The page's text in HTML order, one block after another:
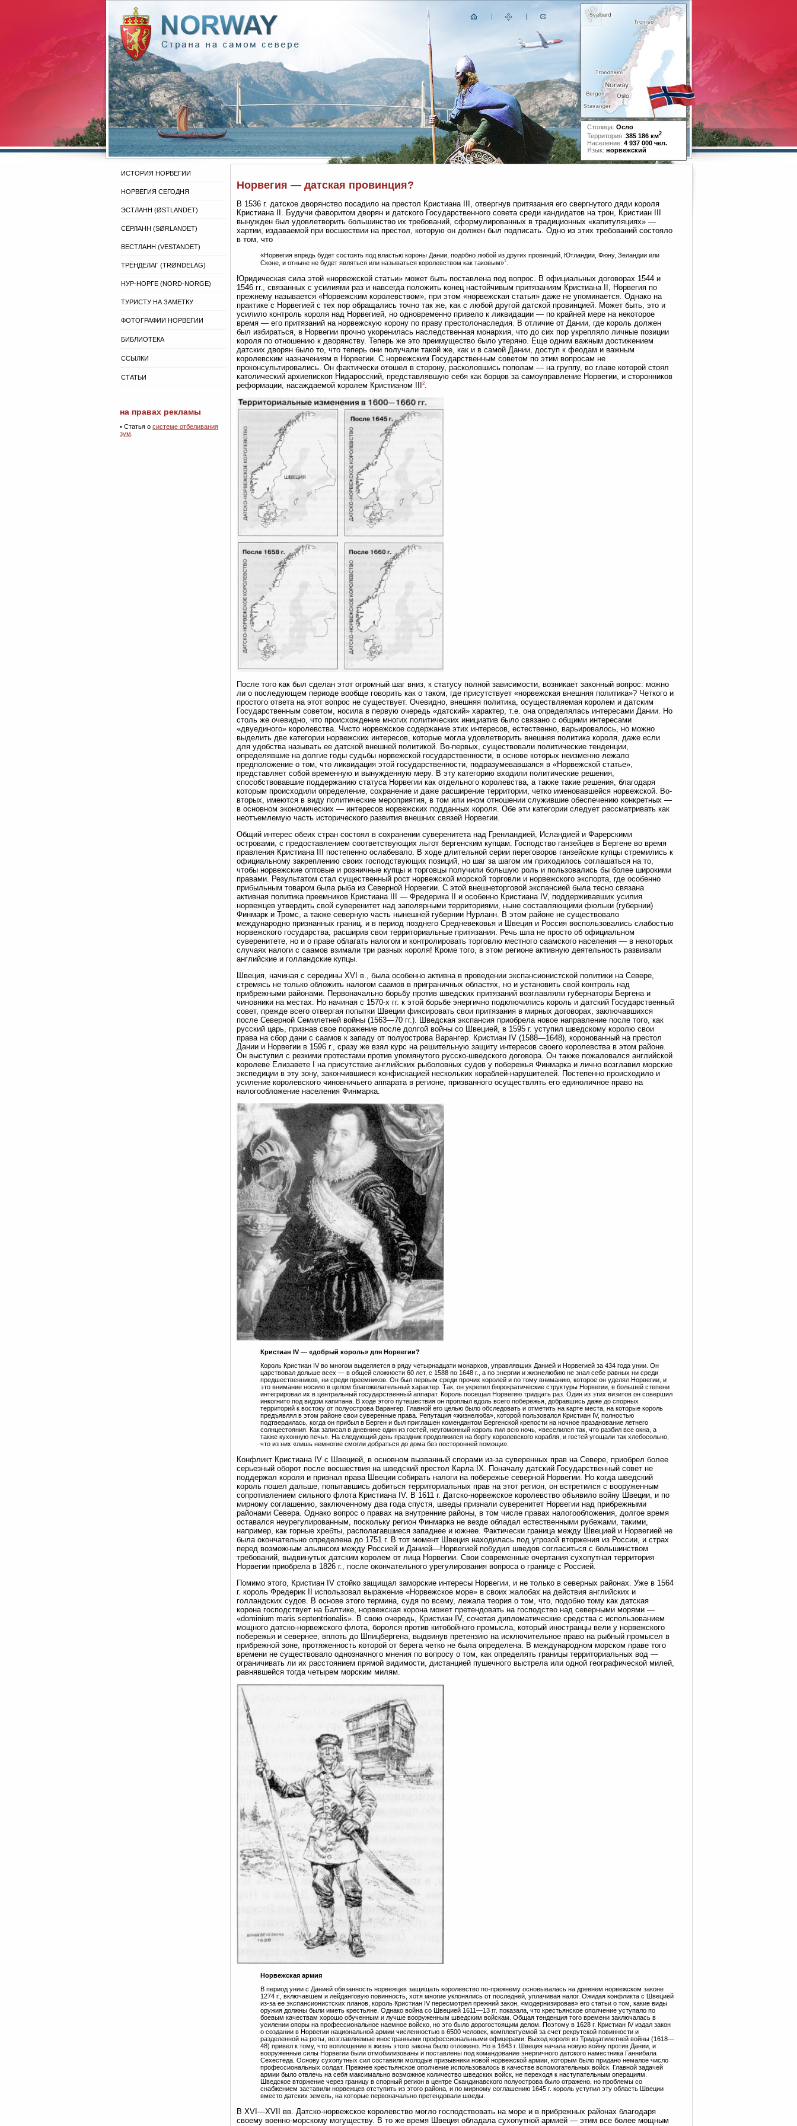
Столица: Осло
Территория: 385 186 км2
Население: 4 937 000 чел.
Язык: норвежский
ИСТОРИЯ НОРВЕГИИ
НОРВЕГИЯ СЕГОДНЯ
ЭСТЛАНН (ØSTLANDET)
СЁРЛАНН (SØRLANDET)
ВЕСТЛАНН (VESTANDET)
ТРЁНДЕЛАГ (TRØNDELAG)
НУР-НОРГЕ (NORD-NORGE)
ТУРИСТУ НА ЗАМЕТКУ
ФОТОГРАФИИ НОРВЕГИИ
БИБЛИОТЕКА
ССЫЛКИ
СТАТЬИ
на правах рекламы
• Статья о системе отбеливания
зум
Норвегия — датская провинция?
В 1536 г. датское дворянство посадило на престол Кристиана III, отвергнув притязания его свергнутого дяди короля
Кристиана II. Будучи фаворитом дворян и датского Государственного совета среди кандидатов на трон, Кристиан III
вынужден был удовлетворить большинство их требований, сформулированных в традиционных «капитуляциях» —
хартии, издаваемой при восшествии на престол, которую он должен был подписать. Одно из этих требований состояло
в том, что
«Норвегия впредь будет состоять под властью короны Дании, подобно любой из других провинций, Ютландии, Фюну, Зеландии или
Сконе, и отныне не будет являться или называться королевством как таковым»1
Юридическая сила этой «норвежской статьи» может быть поставлена под вопрос. В официальных договорах 1544 и
1546 гг., связанных с усилиями раз и навсегда положить конец настойчивым притязаниям Кристиана II, Норвегия по
прежнему называется «Норвежским королевством», при этом «норвежская статья» даже не упоминается. Однако на
практике с Норвегией с тех пор обращались точно так же, как с любой другой датской провинцией. Может быть, это и
усилило контроль короля над Норвегией, но одновременно привело к ликвидации — по крайней мере на некоторое
время — его притязаний на норвежскую корону по праву престолонаследия. В отличие от Дании, где король должен
был избираться, в Норвегии прочно укоренилась наследственная монархия, что до сих пор укрепляло личные позиции
короля по отношению к дворянству. Теперь же это преимущество было утеряно. Еще одним важным достижением
датских дворян было то, что теперь они получали такой же, как и в самой Дании, доступ к феодам и важным
королевским назначениям в Норвегии. С норвежским Государственным советом по этим вопросам не
проконсультировались. Он фактически отошел в сторону, расколовшись пополам — на группу, во главе которой стоял
католический архиепископ Нидаросский, представлявшую себя как борцов за самоуправление Норвегии, и сторонников
реформации, насаждаемой королем Кристианом III
2.
После того как был сделан этот огромный шаг вниз, к статусу полной зависимости, возникает законный вопрос: можно
ли о последующем периоде вообще говорить как о таком, где присутствует «норвежская внешняя политика»? Четкого и
простого ответа на этот вопрос не существует. Очевидно, внешняя политика, осуществляемая королем и датским
Государственным советом, носила в первую очередь «датский» характер, т.е. она определялась интересами Дании. Но
столь же очевидно, что происхождение многих политических инициатив было связано с общими интересами
«двуединого» королевства. Чисто норвежское содержание этих интересов, естественно, варьировалось, но можно
выделить две категории норвежских интересов, которые могла удовлетворить внешняя политика короля, даже если
для удобства называть ее датской внешней политикой. Во-первых, существовали политические тенденции,
определявшие на долгие годы судьбы норвежской государственности, в основе которых неизменно лежало
предположение о том, что ликвидация этой государственности, подразумевавшаяся в «Норвежской статье»,
представляет собой временную и вынужденную меру. В эту категорию входили политические решения,
способствовавшие поддержанию статуса Норвегии как отдельного королевства, а также такие решения, благодаря
которым происходили определение, сохранение и даже расширение территории, четко именовавшейся норвежской. Во-
вторых, имеются в виду политические мероприятия, в том или ином отношении служившие обеспечению конкретных —
в основном экономических — интересов норвежских подданных короля. Обе эти категории следует рассматривать как
неотъемлемую часть исторического развития внешних связей Норвегии.
Общий интерес обеих стран состоял в сохранении суверенитета над Гренландией, Исландией и Фарерскими
островами, с предоставлением соответствующих льгот бергенским купцам. Господство ганзейцев в Бергене во время
правления Кристиана III постепенно ослабевало. В ходе длительной серии переговоров ганзейские купцы стремились к
официальному закреплению своих господствующих позиций, но шаг за шагом им приходилось соглашаться на то,
чтобы норвежские оптовые и розничные купцы и торговцы получили большую роль и пользовались бы более широкими
правами. Результатом стал существенный рост норвежской морской торговли и норвежского экспорта, где особенно
прибыльным товаром была рыба из Северной Норвегии. С этой внешнеторговой экспансией была тесно связана
активная политика преемников Кристиана III — Фредерика II и особенно Кристиана IV, поддерживавших усилия
норвежцев утвердить свой суверенитет над заполярными территориями, ныне составляющими фюльки (губернии)
Финмарк и Тромс, а также северную часть нынешней губернии Нурланн. В этом районе не существовало
международно признанных границ, и в период позднего Средневековья и Швеция и Россия воспользовались слабостью
норвежского государства, расширив свои территориальные притязания. Речь шла не просто об официальном
суверенитете, но и о праве облагать налогом и контролировать торговлю местного саамского населения — в некоторых
случаях налоги с саамов взимали три разных короля! Кроме того, в этом регионе активную деятельность развивали
английские и голландские купцы.
Швеция, начиная с середины XVI в., была особенно активна в проведении экспансионистской политики на Севере,
стремясь не только обложить налогом саамов в приграничных областях, но и установить свой контроль над
прибрежными районами. Первоначально борьбу против шведских притязаний возглавляли губернаторы Бергена и
чиновники на местах. Но начиная с 1570-х гг. к этой борьбе энергично подключились король и датский Государственный
совет, прежде всего отвергая попытки Швеции фиксировать свои притязания в мирных договорах, заключавшихся
после Северной Семилетней войны (1563—70 гг.). Шведская экспансия приобрела новое направление после того, как
русский царь, признав свое поражение после долгой войны со Швецией, в 1595 г. уступил шведскому королю свои
права на сбор дани с саамов к западу от полуострова Варангер. Кристиан IV (1588—1648), коронованный на престол
Дании и Норвегии в 1596 г., сразу же взял курс на решительную защиту интересов своего королевства в этом районе.
Он выступил с резкими протестами против упомянутого русско-шведского договора. Он также пожаловался английской
королеве Елизавете I на присутствие английских рыболовных судов у побережья Финмарка и лично возглавил морские
экспедиции в эту зону, закончившиеся конфискацией нескольких кораблей-нарушителей. Постепенно происходило и
усиление королевского чиновничьего аппарата в регионе, призванного осуществлять его единоличное право на
налогообложение населения Финмарка.
Кристиан IV — «добрый король» для Норвегии?
Король Кристиан IV во многом выделяется в ряду четырнадцати монархов, управлявших Данией и Норвегией за 434 года унии. Он
царствовал дольше всех — в общей сложности 60 лет, с 1588 по 1648 г., а по энергии и жизнелюбию не знал себе равных ни среди
предшественников, ни среди преемников. Он был первым среди прочих королей и по тому вниманию, которое он уделял Норвегии, и
это внимание носило в целом благожелательный характер. Так, он укрепил бюрократические структуры Норвегии, в большей степени
интегрировал их в центральный государственный аппарат. Король посещал Норвегию тридцать раз. Один из этих визитов он совершил
инкогнито под видом капитана. В ходе этого путешествия он проплыл вдоль всего побережья, добравшись даже до спорных
территорий к востоку от полуострова Варангер. Главной его целью было обследовать и отметить на карте места, на которые король
предъявлял в этом районе свои суверенные права. Репутация «жизнелюба», которой пользовался Кристиан IV, полностью
подтвердилась, когда он прибыл в Берген и был приглашен комендантом Бергенской крепости на ночное празднование летнего
солнцестояния. Как записал в дневнике один из гостей, неугомонный король пил всю ночь, «веселился так, что разбил все окна, а
также кухонную печь». На следующий день праздник продолжился на борту королевского корабля, и гостей угощали так хлебосольно,
что из них «лишь немногие смогли добраться до дома без посторонней помощи».
Конфликт Кристиана IV с Швецией, в основном вызванный спорами из-за суверенных прав на Севере, приобрел более
серьезный оборот после восшествия на шведский престол Карла IX. Поначалу датский Государственный совет не
поддержал короля и признал права Швеции собирать налоги на побережье северной Норвегии. Но когда шведский
король пошел дальше, попытавшись добиться территориальных прав на этот регион, он встретился с вооруженным
сопротивлением сильного флота Кристиана IV. В 1611 г. Датско-норвежское королевство объявило войну Швеции, и по
мирному соглашению, заключенному два года спустя, шведы признали суверенитет Норвегии над прибрежными
районами Севера. Однако вопрос о правах на внутренние районы, в том числе правах налогообложения, долгое время
оставался неурегулированным, поскольку регион Финмарка не везде обладал естественными рубежами, такими,
например, как горные хребты, располагавшиеся западнее и южнее. Фактически граница между Швецией и Норвегией не
была окончательно определена до 1751 г. В тот момент Швеция находилась под угрозой вторжения из России, и страх
перед возможным альянсом между Россией и Данией—Норвегией побудил шведов согласиться с большинством
требований, выдвинутых датским королем от лица Норвегии. Свои современные очертания сухопутная территория
Норвегии приобрела в 1826 г., после окончательного урегулирования вопроса о границе с Россией.
Помимо этого, Кристиан IV стойко защищал заморские интересы Норвегии, и не только в северных районах. Уже в 1564
г. король Фредерик II использовал выражение «Норвежское море» в своих жалобах на действия английских и
голландских судов. В основе этого термина, судя по всему, лежала теория о том, что, подобно тому как датская
корона господствует на Балтике, норвежская корона может претендовать на господство над северными морями —
«dominium maris septentrionalis». В свою очередь, Кристиан IV, сочетая дипломатические средства с использованием
мощного датско-норвежского флота, боролся против китобойного промысла, который иностранцы вели у норвежского
побережья и севернее, вплоть до Шпицбергена, выдвинув претензию на исключительное право на рыбный промысел в
прибрежной зоне, протяженность которой от берега четко не была определена. В международном морском праве того
времени не существовало однозначного мнения по вопросу о том, как определять границы территориальных вод —
ограничивать ли их расстоянием прямой видимости, дистанцией пушечного выстрела или одной географической милей,
равнявшейся тогда четырем морским милям.
Норвежская армия
В период унии с Данией обязанность норвежцев защищать королевство по-прежнему основывалась на древнем норвежском законе
1274 г., включавшем и лейданговую повинность, хотя многие уклонялись от последней, уплачивая налог. Ожидая конфликта с Швецией
из-за ее экспансионистских планов, король Кристиан IV пересмотрел прежний закон, «модернизировав» его статьи о том, какие виды
оружия должны были иметь крестьяне. Однако война со Швецией 1611—13 гг. показала, что крестьянское ополчение уступало по
боевым качествам хорошо обученным и лучше вооруженным шведским войскам. Общая тенденция того времени заключалась в
усилении опоры на профессиональное наемное войско, но это было дорогостоящим делом. Поэтому в 1628 г. Кристиан IV издал закон
о создании в Норвегии национальной армии численностью в 6500 человек, комплектуемой за счет рекрутской повинности и
разделенной на роты, возглавляемые иностранными профессиональными офицерами. Выход короля из Тридцатилетней войны (1618—
48) привел к тому, что воплощение в жизнь этого закона было отложено. Но в 1643 г. Швеция начала новую войну против Дании, и
вооруженные силы Норвегии были отмобилизованы и поставлены под командование энергичного датского наместника Ганнибала
Сехестеда. Основу сухопутных сил составили молодые призывники новой норвежской армии, которым было придано немалое число
профессиональных солдат. Прежнее крестьянское ополчение использовалось в качестве вспомогательных войск. Главной задачей
армии было отвлечь на себя максимально возможное количество шведских войск, не переходя к наступательным операциям.
Шведское вторжение через границу в спорный регион в центре Скандинавского полуострова было отражено, но проблемы со
снабжением заставили норвежцев отступить из этого района, и по мирному соглашению 1645 г. король уступил эту область Швеции
вместо датских земель, на которые первоначально претендовали шведы.
В XVI—XVII вв. Датско-норвежское королевство могло господствовать на море и в прибрежных районах благодаря
своему военно-морскому могуществу. В то же время Швеция обладала сухопутной армией — этим все более мощным